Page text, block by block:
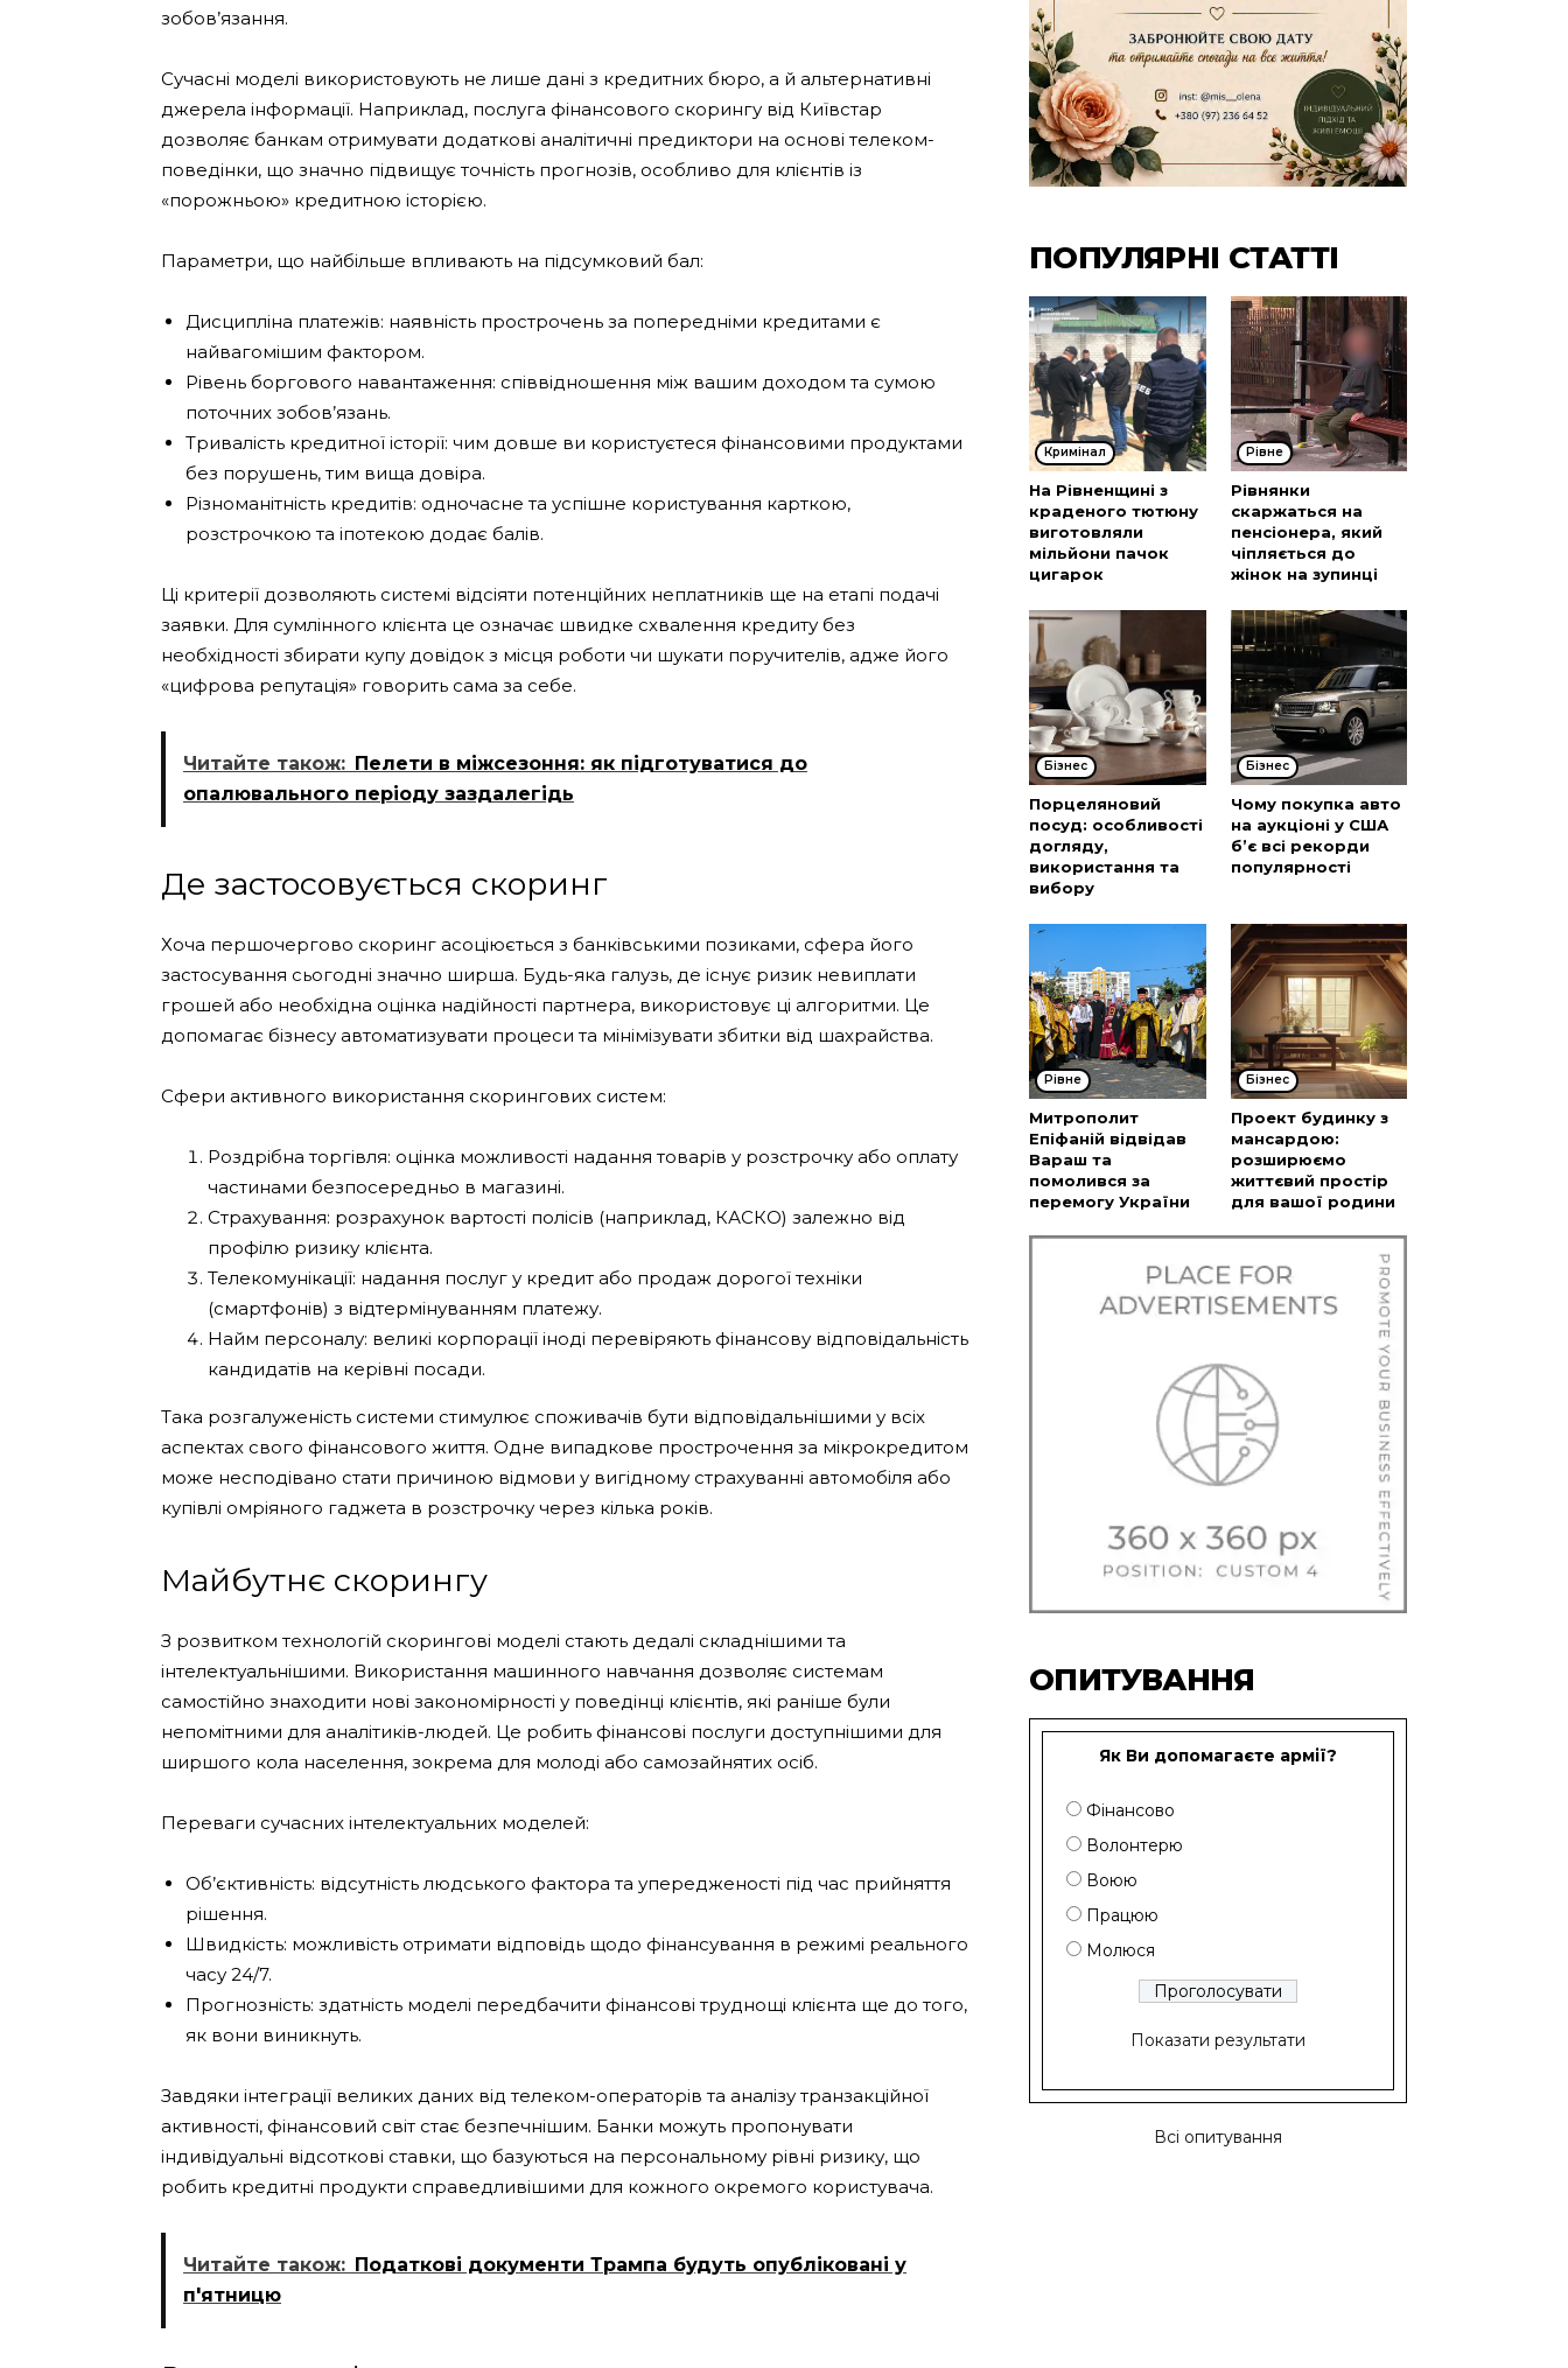
зобов’язання.
Сучасні моделі використовують не лише дані з кредитних бюро, а й альтернативні
джерела інформації. Наприклад, послуга фінансового скорингу від Київстар
дозволяє банкам отримувати додаткові аналітичні предиктори на основі телеком-
поведінки, що значно підвищує точність прогнозів, особливо для клієнтів із
«порожньою» кредитною історією.
Параметри, що найбільше впливають на підсумковий бал:
Дисципліна платежів: наявність прострочень за попередніми кредитами є
найвагомішим фактором.
Рівень боргового навантаження: співвідношення між вашим доходом та сумою
поточних зобов’язань.
Тривалість кредитної історії: чим довше ви користуєтеся фінансовими продуктами
без порушень, тим вища довіра.
Різноманітність кредитів: одночасне та успішне користування карткою,
розстрочкою та іпотекою додає балів.
Ці критерії дозволяють системі відсіяти потенційних неплатників ще на етапі подачі
заявки. Для сумлінного клієнта це означає швидке схвалення кредиту без
необхідності збирати купу довідок з місця роботи чи шукати поручителів, адже його
«цифрова репутація» говорить сама за себе.
Читайте також: Пелети в міжсезоння: як підготуватися до
опалювального періоду заздалегідь
Де застосовується скоринг
Хоча першочергово скоринг асоціюється з банківськими позиками, сфера його
застосування сьогодні значно ширша. Будь-яка галузь, де існує ризик невиплати
грошей або необхідна оцінка надійності партнера, використовує ці алгоритми. Це
допомагає бізнесу автоматизувати процеси та мінімізувати збитки від шахрайства.
Сфери активного використання скорингових систем:
Роздрібна торгівля: оцінка можливості надання товарів у розстрочку або оплату
частинами безпосередньо в магазині.
Страхування: розрахунок вартості полісів (наприклад, КАСКО) залежно від
профілю ризику клієнта.
Телекомунікації: надання послуг у кредит або продаж дорогої техніки
(смартфонів) з відтермінуванням платежу.
Найм персоналу: великі корпорації іноді перевіряють фінансову відповідальність
кандидатів на керівні посади.
Така розгалуженість системи стимулює споживачів бути відповідальнішими у всіх
аспектах свого фінансового життя. Одне випадкове прострочення за мікрокредитом
може несподівано стати причиною відмови у вигідному страхуванні автомобіля або
купівлі омріяного гаджета в розстрочку через кілька років.
Майбутнє скорингу
З розвитком технологій скорингові моделі стають дедалі складнішими та
інтелектуальнішими. Використання машинного навчання дозволяє системам
самостійно знаходити нові закономірності у поведінці клієнтів, які раніше були
непомітними для аналітиків-людей. Це робить фінансові послуги доступнішими для
ширшого кола населення, зокрема для молоді або самозайнятих осіб.
Переваги сучасних інтелектуальних моделей:
Об’єктивність: відсутність людського фактора та упередженості під час прийняття
рішення.
Швидкість: можливість отримати відповідь щодо фінансування в режимі реального
часу 24/7.
Прогнозність: здатність моделі передбачити фінансові труднощі клієнта ще до того,
як вони виникнуть.
Завдяки інтеграції великих даних від телеком-операторів та аналізу транзакційної
активності, фінансовий світ стає безпечнішим. Банки можуть пропонувати
індивідуальні відсоткові ставки, що базуються на персональному рівні ризику, що
робить кредитні продукти справедливішими для кожного окремого користувача.
Читайте також: Податкові документи Трампа будуть опубліковані у
п'ятницю
ПОПУЛЯРНІ СТАТТІ
Кримінал
На Рівненщині з
краденого тютюну
виготовляли
мільйони пачок
цигарок
Рівне
Рівнянки
скаржаться на
пенсіонера, який
чіпляється до
жінок на зупинці
Бізнес
Порцеляновий
посуд: особливості
догляду,
використання та
вибору
Бізнес
Чому покупка авто
на аукціоні у США
б’є всі рекорди
популярності
Рівне
Митрополит
Епіфаній відвідав
Вараш та
помолився за
перемогу України
Бізнес
Проект будинку з
мансардою:
розширюємо
життєвий простір
для вашої родини
ОПИТУВАННЯ
Як Ви допомагаєте армії?
Фінансово
Волонтерю
Воюю
Працюю
Молюся
Показати результати
Всі опитування